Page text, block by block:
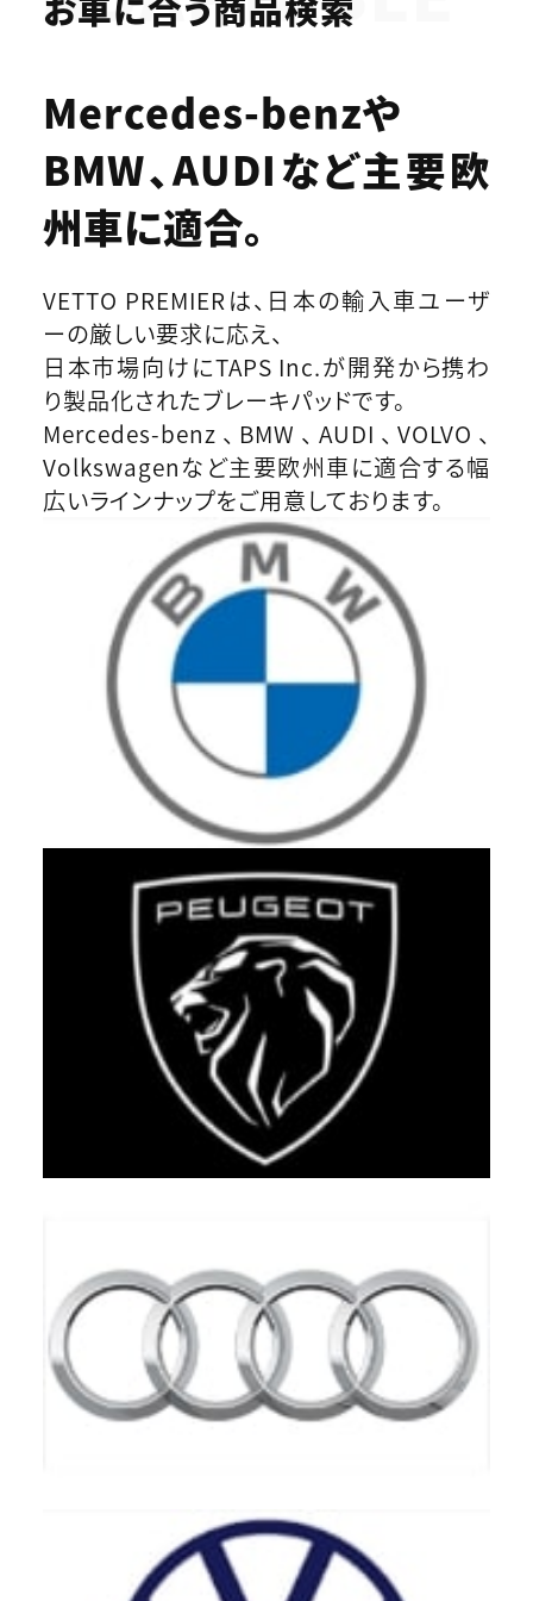
Mercedes-benzや
BMW、AUDIなど主要欧
州車に適合。
VETTO PREMIERは、日本の輸入車ユーザ
ーの厳しい要求に応え、
日本市場向けにTAPS Inc.が開発から携わ
り製品化されたブレーキパッドです。
Mercedes-benz、BMW、AUDI、VOLVO、
Volkswagenなど主要欧州車に適合する幅
広いラインナップをご用意しております。